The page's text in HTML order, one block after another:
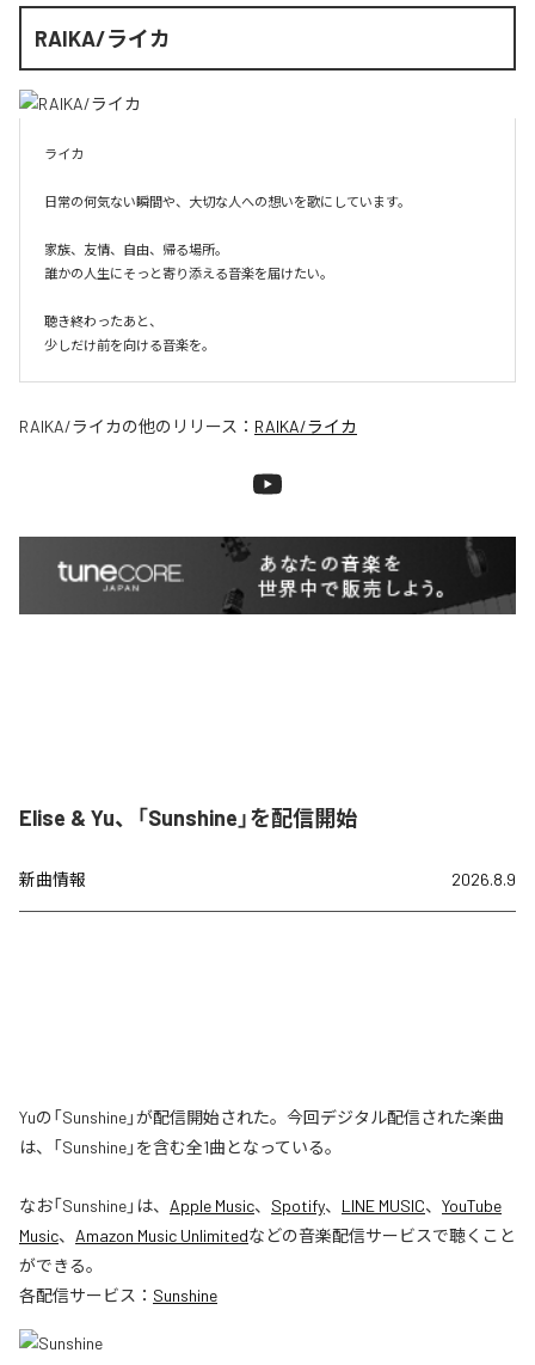
RAIKA/ライカ
ライカ
日常の何気ない瞬間や、大切な人への想いを歌にしています。
家族、友情、自由、帰る場所。
誰かの人生にそっと寄り添える音楽を届けたい。
聴き終わったあと、
少しだけ前を向ける音楽を。
RAIKA/ライカの他のリリース： RAIKA/ライカ
Elise & Yu、「Sunshine」を配信開始
新曲情報 2026.8.9
Yuの「Sunshine」が配信開始された。今回デジタル配信された楽曲
は、「Sunshine」を含む全1曲となっている。
なお「Sunshine」は、 Apple Music、 Spotify、 LINE MUSIC、 YouTube
Music、 Amazon Music Unlimitedなどの音楽配信サービスで聴くこと
ができる。
各配信サービス： Sunshine